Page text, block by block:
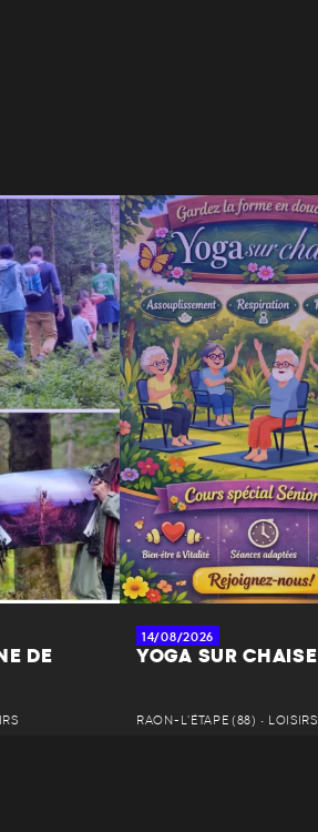
DE
14/08/2026
YOGA SUR CHAISE
RAON-L'ÉTAPE (88) • LOISIRS